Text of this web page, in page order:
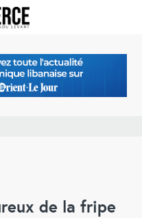
de la fripe